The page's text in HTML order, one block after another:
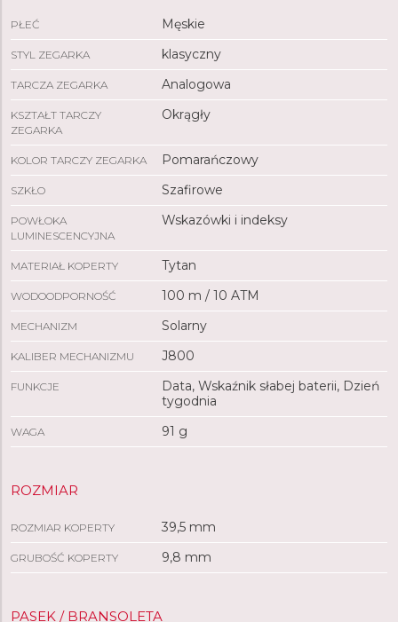
PŁEĆ Męskie
STYL ZEGARKA klasyczny
TARCZA ZEGARKA Analogowa
KSZTAŁT TARCZY
ZEGARKA
Okrągły
KOLOR TARCZY ZEGARKA Pomarańczowy
SZKŁO Szafirowe
POWŁOKA
LUMINESCENCYJNA
Wskazówki i indeksy
MATERIAŁ KOPERTY Tytan
WODOODPORNOŚĆ 100 m / 10 ATM
MECHANIZM Solarny
KALIBER MECHANIZMU J800
FUNKCJE
Data, Wskaźnik słabej baterii, Dzień
tygodnia
WAGA 91 g
ROZMIAR
ROZMIAR KOPERTY 39,5 mm
GRUBOŚĆ KOPERTY 9,8 mm
PASEK / BRANSOLETA